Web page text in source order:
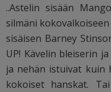
..Astelin sisään
silmäni
sisäisen Barney
UP! Kävelin bleiserin
ja nehän istuivat kuin
kokoiset hanskat.